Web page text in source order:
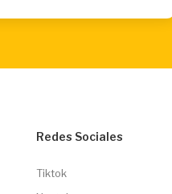
Redes Sociales
Tiktok